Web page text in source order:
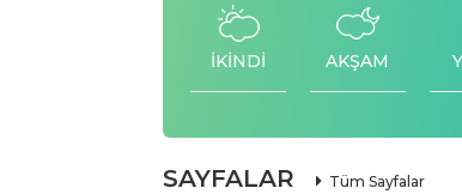
İKİNDİ AKŞAM
SAYFALAR Tüm Sayfalar